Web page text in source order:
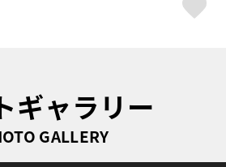
ギャラリー
GALLERY